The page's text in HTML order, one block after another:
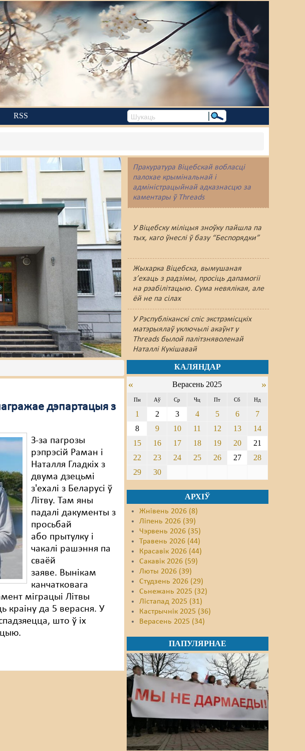
RSS
Пракуратура Віцебскай вобласці
палохае крымінальнай і
адміністрацыйнай адказнасцю за
каментары ў Threads
У Віцебску міліцыя зноўку пайшлa па
тых, каго ўнеслі ў базу “Беспорядки”
Жыхарка Віцебска, вымушаная
з’ехаць з радзімы, просіць дапамогіі
на рэабілітацыю. Сума невялікая, але
ёй не па сілах
У Рэспубліканскі спіс экстрэмісцкіх
матэрыялаў уключылі акаўнт у
Threads былой палітзняволенай
Наталлі Кукішавай
дэпартацыя з
З-за пагрозы
рэпрэсій Раман і
Наталля Гладкіх з
двума дзецьмі
з'ехалі з Беларусі ў
Літву. Там яны
падалі дакументы з
просьбай
або прытулку і
чакалі рашэння па
сваёй
заяве. Вынікам
канчатковага
міграцыі Літвы
краіну да 5 верасня. У
што ў іх
КАЛЯНДАР
« Верасень 2025 »
Пн Аў Ср Чц Пт Сб Нд
1 2 3 4 5 6
7
8
9 10 11 12 13
14
15
16 17 18 19 20
21
22
23 24 25 26 27
28
29
30
АРХІЎ
Жнівень 2026 (8)
Ліпень 2026 (39)
Чэрвень 2026 (35)
Травень 2026 (44)
Красавік 2026 (44)
Сакавік 2026 (59)
Люты 2026 (39)
Студзень 2026 (29)
Сьнежань 2025 (32)
Лістапад 2025 (31)
Кастрычнік 2025 (36)
Верасень 2025 (34)
ПАПУЛЯРНАЕ